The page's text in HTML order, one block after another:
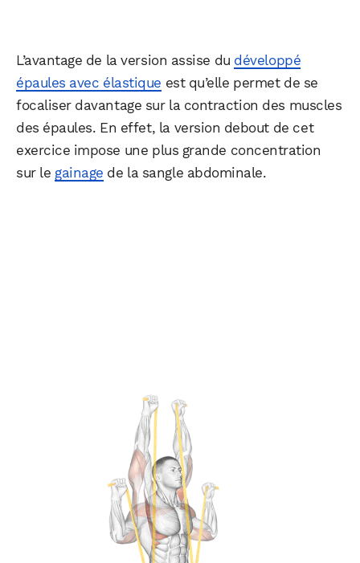
L’avantage de la version assise du développé
épaules avec élastique est qu’elle permet de se
focaliser davantage sur la contraction des muscles
des épaules. En effet, la version debout de cet
exercice impose une plus grande concentration
sur le gainage de la sangle abdominale.